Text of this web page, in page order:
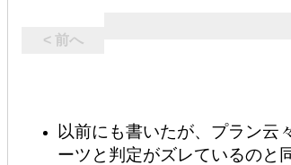
< 前へ
以前にも書いたが、プラン云
ーツと判定がズレているのと